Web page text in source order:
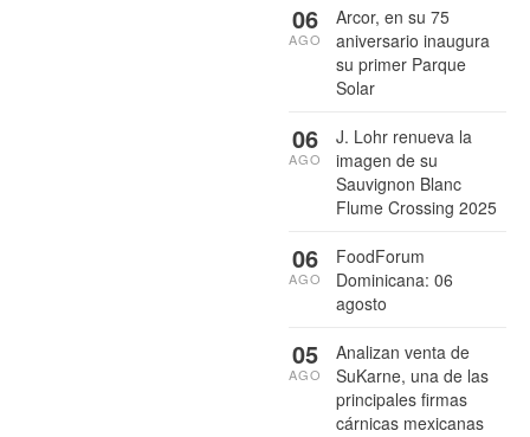
Arcor, en su 75
aniversario inaugura
su primer Parque
Solar
06
AGO
J. Lohr renueva la
imagen de su
Sauvignon Blanc
Flume Crossing 2025
06
AGO
FoodForum
Dominicana: 06
agosto
06
AGO
Analizan venta de
SuKarne, una de las
principales firmas
cárnicas mexicanas
05
AGO